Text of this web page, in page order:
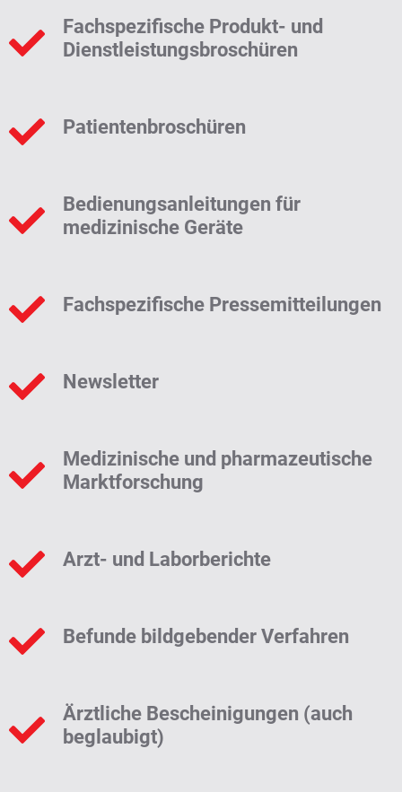
Fachspezifische Produkt- und
Dienstleistungsbroschüren
Patientenbroschüren
Bedienungsanleitungen für
medizinische Geräte
Fachspezifische Pressemitteilungen
Newsletter
Medizinische und pharmazeutische
Marktforschung
Arzt- und Laborberichte
Befunde bildgebender Verfahren
Ärztliche Bescheinigungen (auch
beglaubigt)